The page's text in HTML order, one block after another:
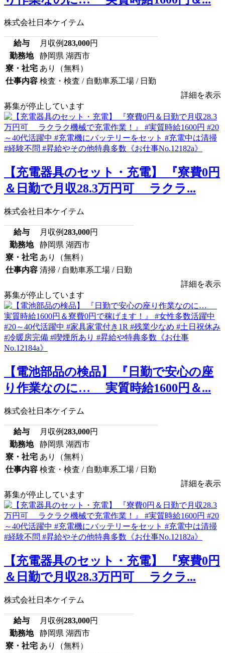
株式会社日本ケイテム
給与 月収例283,000円
勤務地
静岡県 湖西市
寮・社宅 あり（無料）
仕事内容 検査・検査 / 自動車系工場 / 日勤
詳細を表示
募集が停止しています
【充電器具のセット・充電】 『寮費0円
＆日勤で月収28.3万円可 ラクラ...
株式会社日本ケイテム
給与 月収例283,000円
勤務地
静岡県 湖西市
寮・社宅 あり（無料）
仕事内容 清掃 / 自動車系工場 / 日勤
詳細を表示
募集が停止しています
【電池部品の検品】 『日勤で安心の座
り作業なのに… 実質時給1600円＆...
株式会社日本ケイテム
給与 月収例283,000円
勤務地
静岡県 湖西市
寮・社宅 あり（無料）
仕事内容 検査・検査 / 自動車系工場 / 日勤
詳細を表示
募集が停止しています
【充電器具のセット・充電】 『寮費0円
＆日勤で月収28.3万円可 ラクラ...
株式会社日本ケイテム
給与 月収例283,000円
勤務地
静岡県 湖西市
寮・社宅 あり（無料）